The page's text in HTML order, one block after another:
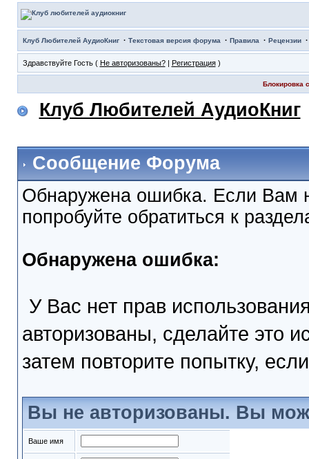
Клуб Любителей АудиоКниг· Текстовая версия форума · Правила · Рецензии
Здравствуйте Гость ( Не авторизованы?| Регистрация)
Блокировка
Клуб Любителей АудиоКниг
Сообщение Форума
Обнаружена ошибка. Если Вам
попробуйте обратиться к
Обнаружена ошибка:
У Вас нет прав
авторизованы, сделайте это
затем повторите попытку,
Вы не авторизованы. Вы
Ваше имя